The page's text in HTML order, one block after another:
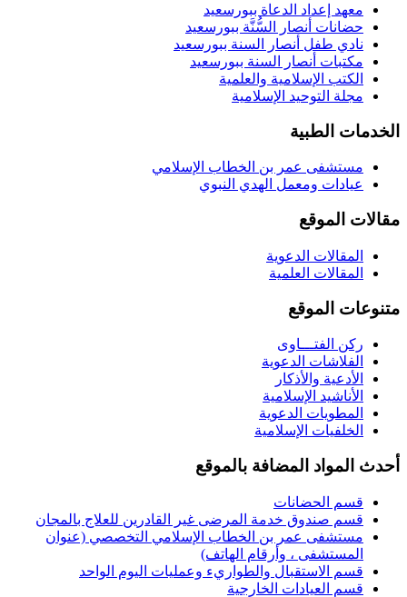
معهد إعداد الدعاة ببورسعيد
حضانات أنصار السُّنَّة ببورسعيد
نادي طفل أنصار السنة ببورسعيد
مكتبات أنصار السنة ببورسعيد
الكتب الإسلامية والعلمية
مجلة التوحيد الإسلامية
الخدمات الطبية
مستشفى عمر بن الخطاب الإسلامي
عيادات ومعمل الهدي النبوي
مقالات الموقع
المقالات الدعوية
المقالات العلمية
متنوعات الموقع
ركن الفتـــاوى
الفلاشات الدعوية
الأدعية والأذكار
الأناشيد الإسلامية
المطويات الدعوية
الخلفيات الإسلامية
أحدث المواد المضافة بالموقع
قسم الحضانات
قسم صندوق خدمة المرضى غير القادرين للعلاج بالمجان
مستشفى عمر بن الخطاب الإسلامي التخصصي (عنوان
المستشفى ، وأرقام الهاتف)
قسم الاستقبال والطواريء وعمليات اليوم الواحد
قسم العيادات الخارجية